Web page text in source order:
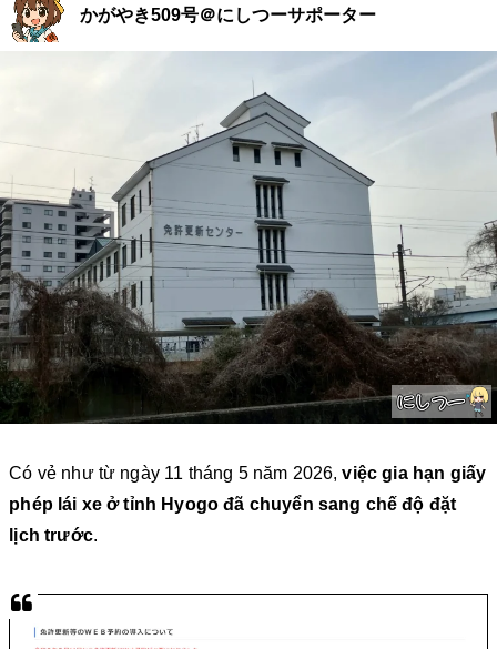
かがやき509号＠にしつーサポーター
Có vẻ như từ ngày 11 tháng 5 năm 2026,việc gia hạn giấy
phép lái xe ở tỉnh Hyogo đã chuyển sang chế độ đặt
lịch trước.